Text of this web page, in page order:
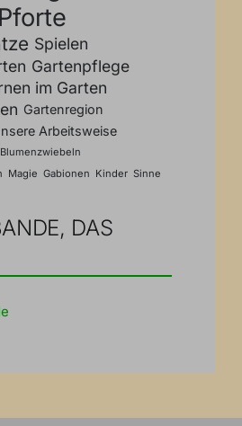
Spielen
Gartenpflege
im Garten
Gartenregion
Arbeitsweise
Blumenzwiebeln
Magie Gabionen Kinder Sinne
DAS